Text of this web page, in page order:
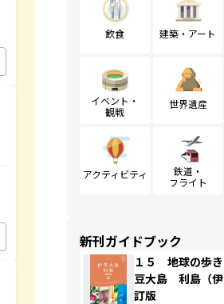
飲食 建築・アート
イベント・
観戦
世界遺産
アクティビティ
鉄道・
フライト
新刊ガイドブック
１５ 地球の歩
豆大島 利島（
訂版